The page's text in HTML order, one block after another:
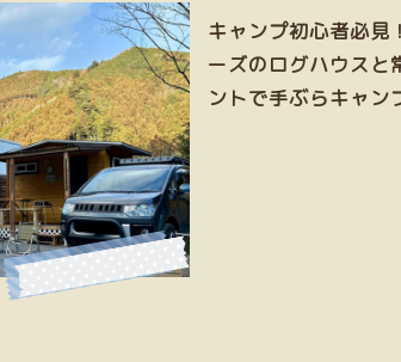
キャンプ初心者必見
ーズのログハウスと
ントで手ぶらキャン